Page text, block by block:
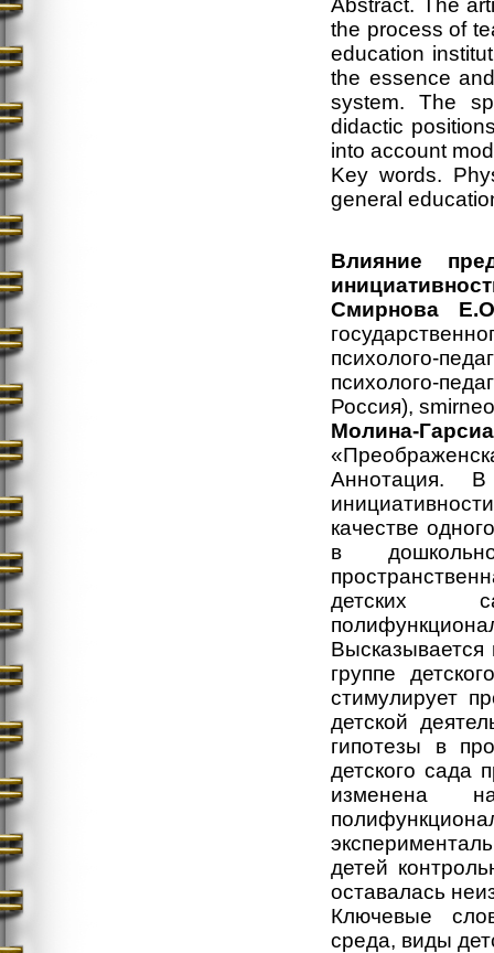
Abstract. The
the process of
education
the essence
system. The
didactic
into account
Key words.
general
Влияние
Смирнова
психолого-
психолого-
Россия),
Молина-
Аннотация.
качестве
в
детских
группе
стимулирует
детской
гипотезы в
детского сада
изменена
детей
оставалась
Ключевые
среда, виды